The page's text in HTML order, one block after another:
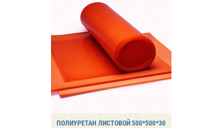
ПОЛИУРЕТАН ЛИСТОВОЙ 500*500*30